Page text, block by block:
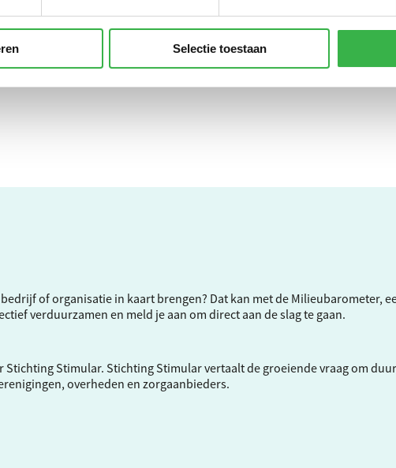
Selectie toestaan
bedrijf of organisatie in kaart brengen? Dat kan met de Milieubarometer,
verduurzamen en meld je aan om direct aan de slag te gaan.
Stichting Stimular. Stichting Stimularvertaalt de groeiende vraag om
overheden en zorgaanbieders.